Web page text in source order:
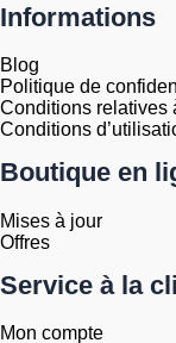
Informations
Blog
Politique de
Conditions relatives
Conditions
Boutique en
Mises à jour
Offres
Service à la
Mon compte